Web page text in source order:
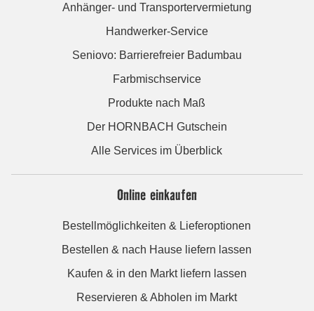
Anhänger- und Transportervermietung
Handwerker-Service
Seniovo: Barrierefreier Badumbau
Farbmischservice
Produkte nach Maß
Der HORNBACH Gutschein
Alle Services im Überblick
Online einkaufen
Bestellmöglichkeiten & Lieferoptionen
Bestellen & nach Hause liefern lassen
Kaufen & in den Markt liefern lassen
Reservieren & Abholen im Markt